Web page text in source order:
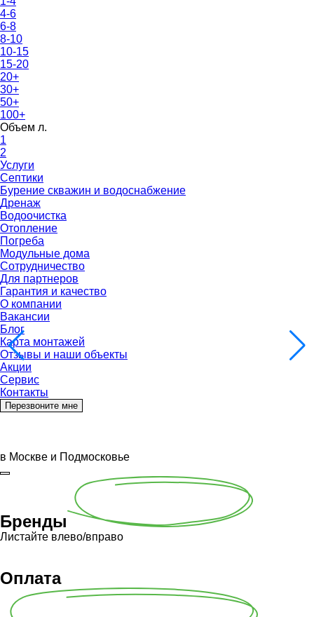
4-6
6-8
8-10
10-15
15-20
20+
30+
50+
100+
Объем л.
1
2
Услуги
Септики
Бурение скважин и водоснабжение
Дренаж
Водоочистка
Отопление
Погреба
Модульные дома
Сотрудничество
Для партнеров
Гарантия и качество
О компании
Вакансии
Блог
Карта монтажей
Отзывы и наши объекты
Акции
Сервис
Контакты
Перезвоните мне
в Москве и Подмосковье
Бренды
Листайте влево/вправо
Оплата